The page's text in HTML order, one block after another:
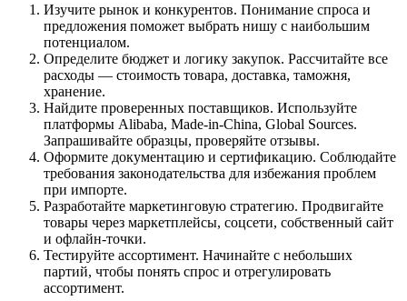
Изучите рынок и конкурентов. Понимание спроса и
предложения поможет выбрать нишу с наибольшим
потенциалом.
Определите бюджет и логику закупок. Рассчитайте все
расходы — стоимость товара, доставка, таможня,
хранение.
Найдите проверенных поставщиков. Используйте
платформы Alibaba, Made-in-China, Global Sources.
Запрашивайте образцы, проверяйте отзывы.
Оформите документацию и сертификацию. Соблюдайте
требования законодательства для избежания проблем
при импорте.
Разработайте маркетинговую стратегию. Продвигайте
товары через маркетплейсы, соцсети, собственный сайт
и офлайн-точки.
Тестируйте ассортимент. Начинайте с небольших
партий, чтобы понять спрос и отрегулировать
ассортимент.